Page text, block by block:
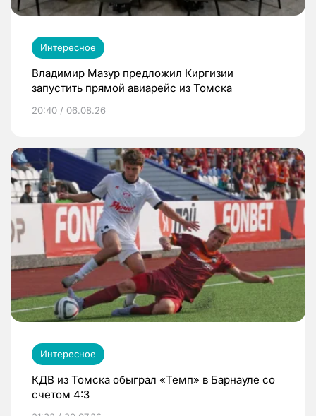
Интересное
Владимир Мазур предложил Киргизии
запустить прямой авиарейс из Томска
20:40 / 06.08.26
Интересное
КДВ из Томска обыграл «Темп» в Барнауле со
счетом 4:3